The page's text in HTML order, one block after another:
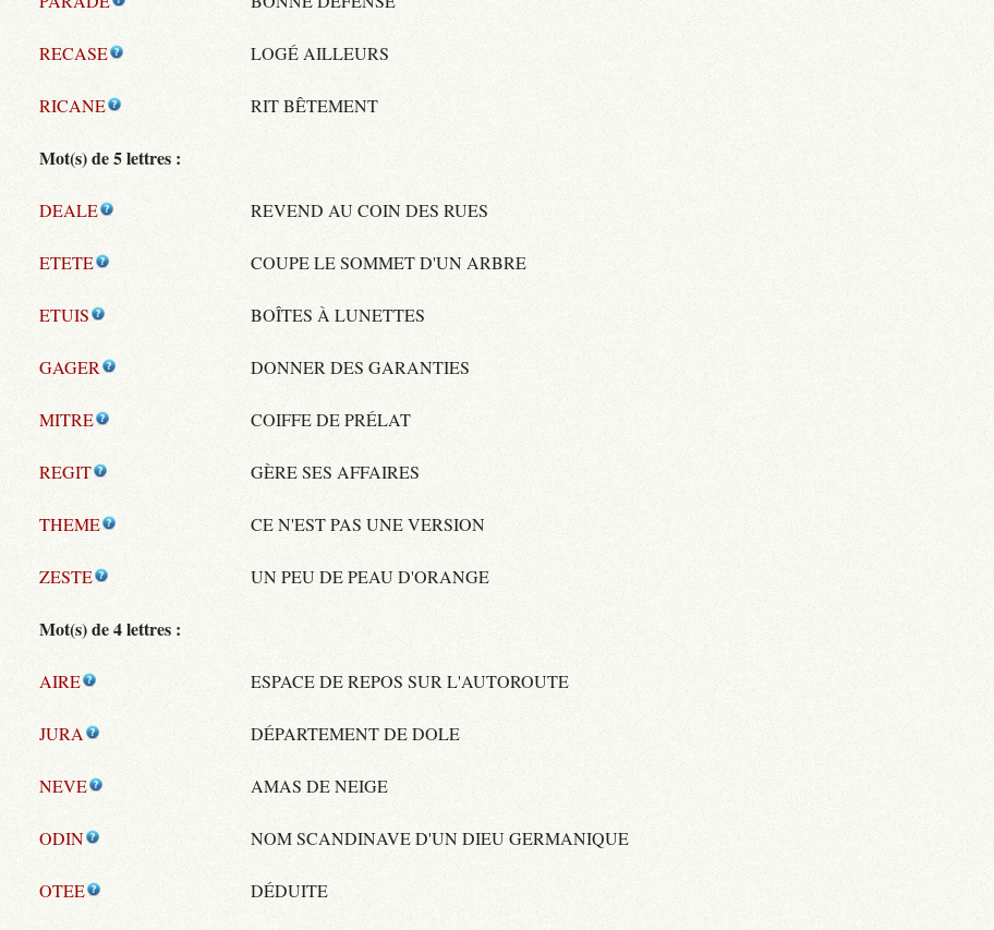
RECASE LOGÉ AILLEURS
RICANE RIT BÊTEMENT
Mot(s) de 5 lettres :
DEALE REVEND AU COIN DES RUES
ETETE COUPE LE SOMMET D'UN ARBRE
ETUIS BOÎTES À LUNETTES
GAGER DONNER DES GARANTIES
MITRE COIFFE DE PRÉLAT
REGIT GÈRE SES AFFAIRES
THEME CE N'EST PAS UNE VERSION
ZESTE UN PEU DE PEAU D'ORANGE
Mot(s) de 4 lettres :
AIRE ESPACE DE REPOS SUR L'AUTOROUTE
JURA DÉPARTEMENT DE DOLE
NEVE AMAS DE NEIGE
ODIN NOM SCANDINAVE D'UN DIEU GERMANIQUE
OTEE DÉDUITE